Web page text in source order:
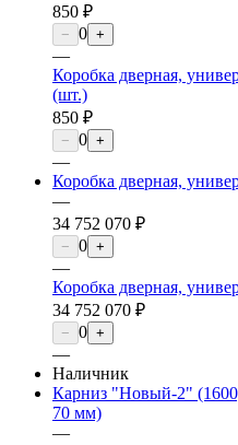
850 ₽
− 0 +
—
Коробка дверная,
(шт.)
850 ₽
− 0 +
—
Коробка дверная,
—
34 752 070 ₽
− 0 +
—
Коробка дверная,
34 752 070 ₽
− 0 +
—
Наличник
Карниз "Новый-2"
70 мм)
—